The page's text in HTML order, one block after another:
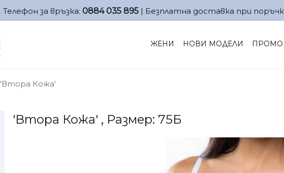
Телефон за връзка: 0884 035 895 | Безплатна доставка при
ЖЕНИ НОВИ МОДЕЛИ
'Втора Кожа'
'Втора Кожа' , Размер: 75Б